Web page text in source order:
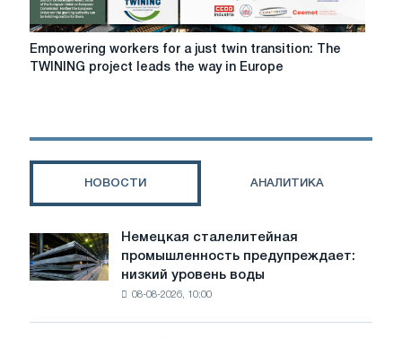
Empowering
workers
twin
the
way
Empowering workers for a just twin transition: The
TWINING project leads the way in Europe
НОВОСТИ АНАЛИТИКА
Немецкая
сталелитейная
промышленность
предупреждает:
Немецкая сталелитейная
промышленность предупреждает:
низкий уровень воды
08-08-2026, 10:00